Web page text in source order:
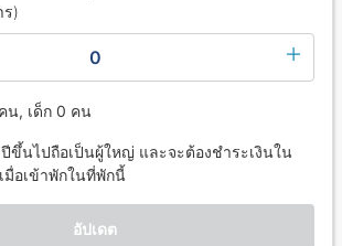
ร)
0
น, เด็ก 0 คน
ขึ้นไปถือเป็นผู้ใหญ่ และจะต้องชำระเงินใน
มื่อเข้าพักในที่พักนี้
อัปเดต